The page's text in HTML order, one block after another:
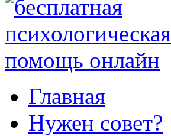
Главная
Нужен совет?